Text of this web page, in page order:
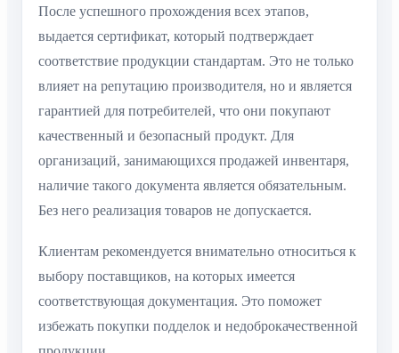
После успешного прохождения всех этапов,
выдается сертификат, который подтверждает
соответствие продукции стандартам. Это не только
влияет на репутацию производителя, но и является
гарантией для потребителей, что они покупают
качественный и безопасный продукт. Для
организаций, занимающихся продажей инвентаря,
наличие такого документа является обязательным.
Без него реализация товаров не допускается.
Клиентам рекомендуется внимательно относиться к
выбору поставщиков, на которых имеется
соответствующая документация. Это поможет
избежать покупки подделок и недоброкачественной